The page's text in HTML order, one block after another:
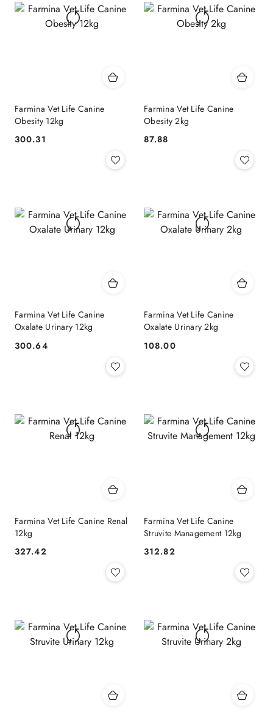
Farmina Vet Life Canine
Obesity 12kg
Cena:
300.31
Farmina Vet Life Canine
Obesity 2kg
Cena:
87.88
Farmina Vet Life Canine
Oxalate Urinary 12kg
Cena:
300.64
Farmina Vet Life Canine
Oxalate Urinary 2kg
Cena:
108.00
Farmina Vet Life Canine Renal
12kg
Cena:
327.42
Farmina Vet Life Canine
Struvite Management 12kg
Cena:
312.82